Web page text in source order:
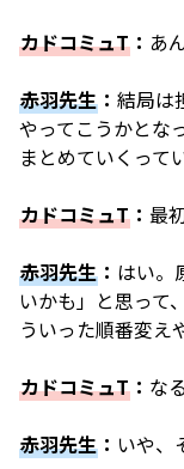
カドコミュT ： あ
赤羽先生 ： 結局は
やってこうかとな
まとめていくって
カドコミュT ： 最
赤羽先生 ： はい。
いかも」と思って
ういった順番変え
カドコミュT ： な
赤羽先生 ： いや、